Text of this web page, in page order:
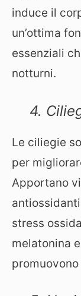
induce il
un’ottima
essenziali
notturni.
4.
Le ciliegie
per
Apportano
stress
melatonina